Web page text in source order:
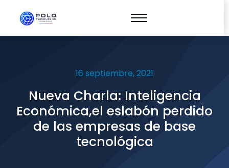
16 septiembre, 2021
Nueva Charla: Inteligencia
Económica,el eslabón perdido
de las empresas de base
tecnológica